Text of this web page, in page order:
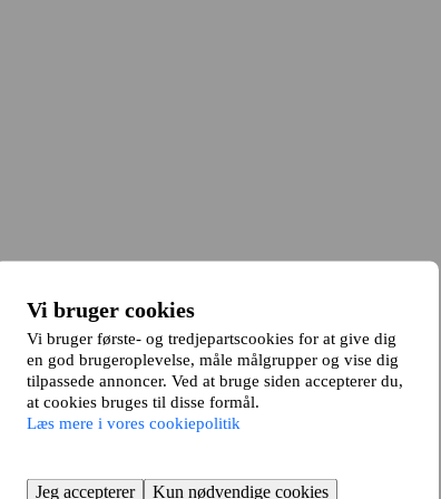
Vi bruger cookies
Vi bruger første- og tredjepartscookies for at give dig
en god brugeroplevelse, måle målgrupper og vise dig
tilpassede annoncer. Ved at bruge siden accepterer du,
at cookies bruges til disse formål.
Læs mere i vores cookiepolitik
Jeg accepterer
Kun nødvendige cookies